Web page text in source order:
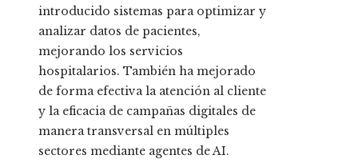
introducido sistemas para optimizar y
analizar datos de pacientes,
mejorando los servicios
hospitalarios. También ha mejorado
de forma efectiva la atención al cliente
y la eficacia de campañas digitales de
manera transversal en múltiples
sectores mediante agentes de AI.